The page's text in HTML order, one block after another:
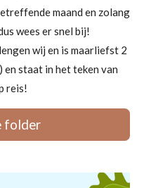
maand en zolang
wees er snel bij!
wij en is maarliefst 2
en staat in het teken van
reis!
folder